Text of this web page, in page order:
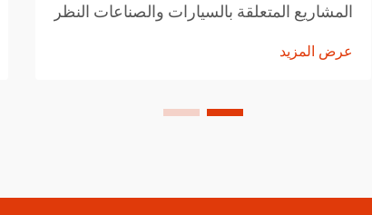
المشاريع المتعلقة بالسيارات والصناعات النظر
وخصائص الأداء. وقد ثوّرت تقنيات الطلاء
في تطبيق التشطيبات.
عرض المزيد